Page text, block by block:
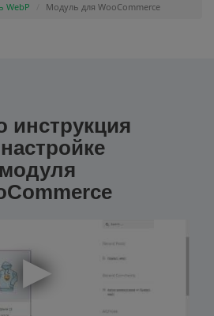
WebP Модуль для WooCommerce
инструкция
модуля